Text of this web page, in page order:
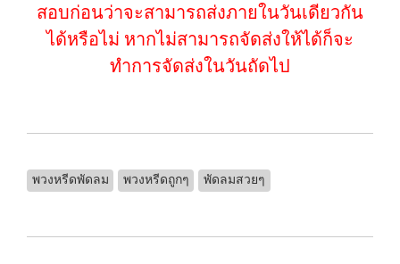
สอบก่อนว่าจะสามารถส่งภายในวันเดียวกัน
ได้หรือไม่ หากไม่สามารถจัดส่งให้ได้ก็จะ
ทำการจัดส่งในวันถัดไป
พวงหรีดพัดลม พวงหรีดถูกๆ พัดลมสวยๆ